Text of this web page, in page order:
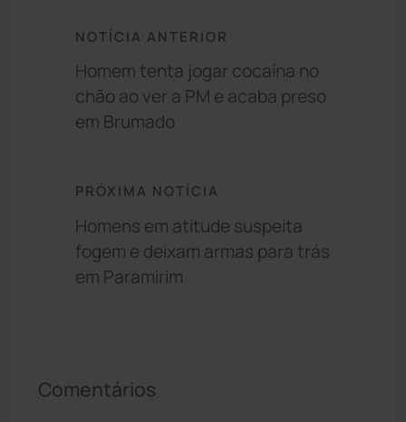
NOTÍCIA ANTERIOR
Homem tenta jogar cocaína no
chão ao ver a PM e acaba preso
em Brumado
PRÓXIMA NOTÍCIA
Homens em atitude suspeita
fogem e deixam armas para trás
em Paramirim
Comentários